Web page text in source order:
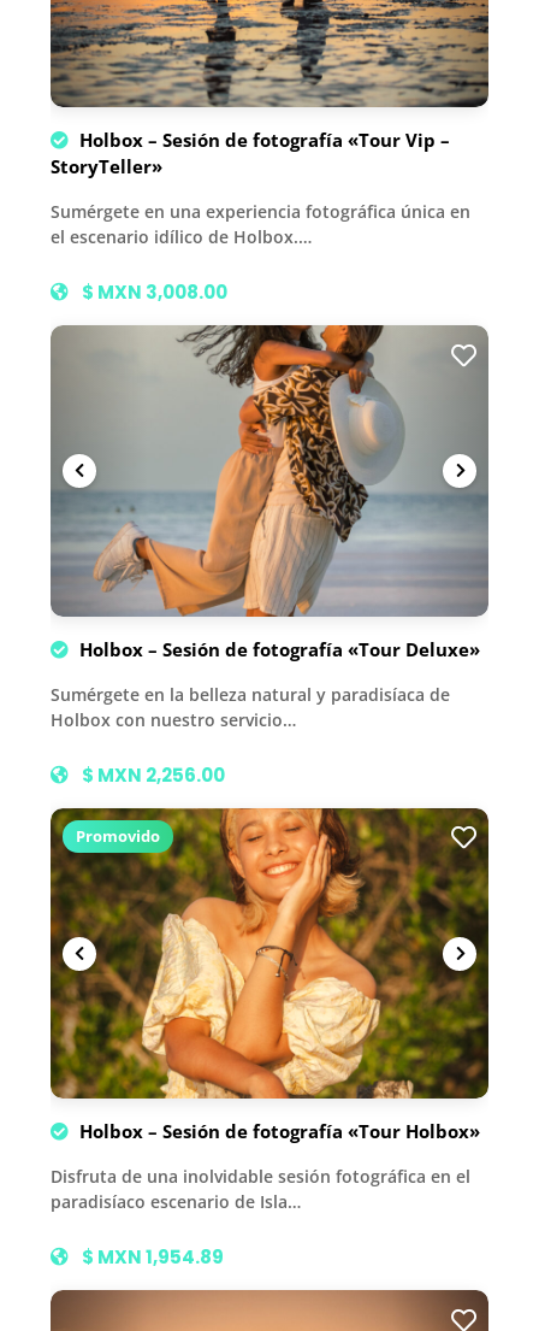
Holbox – Sesión de fotografía «Tour Vip –
StoryTeller»
Sumérgete en una experiencia fotográfica única en
el escenario idílico de Holbox.…
$ MXN 3,008.00
Holbox – Sesión de fotografía «Tour Deluxe»
Sumérgete en la belleza natural y paradisíaca de
Holbox con nuestro servicio…
$ MXN 2,256.00
Promovido
Holbox – Sesión de fotografía «Tour Holbox»
Disfruta de una inolvidable sesión fotográfica en el
paradisíaco escenario de Isla…
$ MXN 1,954.89